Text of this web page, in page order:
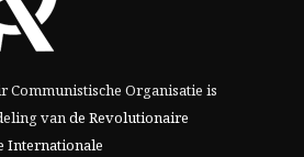
Communistische Organisatie is
vande Revolutionaire
Internationale